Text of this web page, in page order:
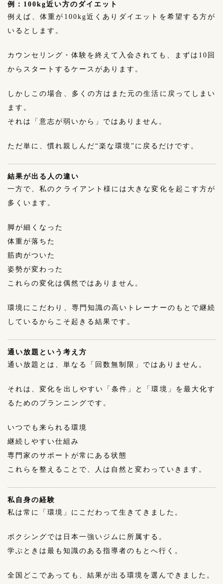
例：100kg近い方のダイエット
例えば、体重が100kg近くありダイエットを希望する方が
いるとします。
カウンセリング・体験を終えて入会されても、まずは10回
からスタートするケースがあります。
しかしこの場合、多くの方はまた元の生活に戻ってしまい
ます。
それは「意志が弱いから」ではありません。
ただ単に、慣れ親しんだ“楽な環境”に戻るだけです。
結果が出る人の違い
一方で、私のクライアント様には大きな変化を起こす方が
多くいます。
脚が細くなった
体重が落ちた
筋肉がついた
姿勢が変わった
これらの変化は偶然ではありません。
環境にこだわり、専門知識の高いトレーナーのもとで継続
しているからこそ起きる結果です。
通い放題という考え方
通い放題とは、単なる「回数無制限」ではありません。
それは、変化を出しやすい「条件」と「環境」を最大化す
るためのプランニングです。
いつでも来られる環境
継続しやすい仕組み
専門家のサポートが常にある状態
これらを整えることで、人は自然と変わっていきます。
私自身の経験
私は常に「環境」にこだわって生きてきました。
ボクシングでは日本一強いジムに所属する。
学ぶときは最も知識のある指導者のもとへ行く。
全国どこであっても、結果が出る環境を選んできました。